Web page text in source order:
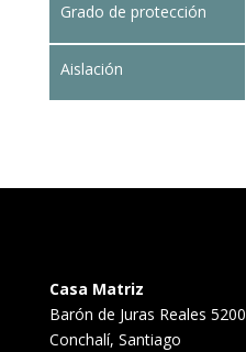
Grado de protección
Aislación
Casa Matriz
Barón de Juras Reales 5200
Conchalí, Santiago